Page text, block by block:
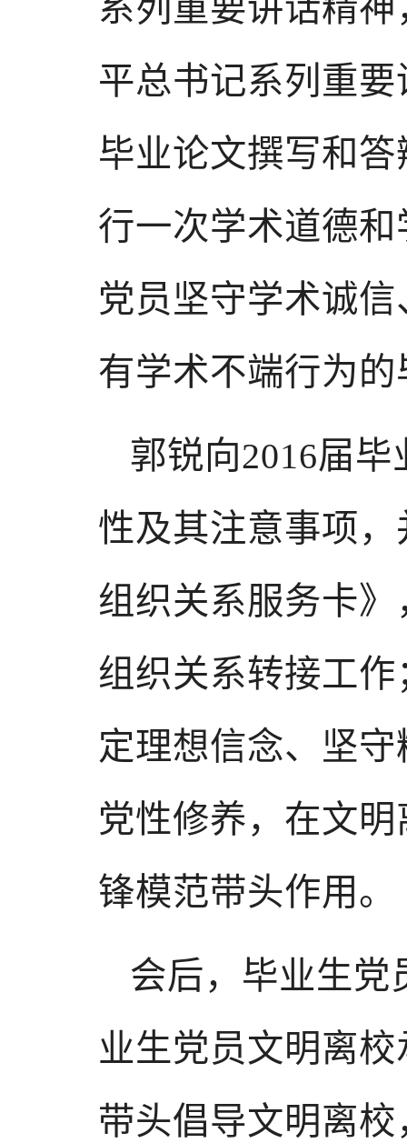
系列重要讲话精
平总书记系列重
毕业论文撰写和
行一次学术道德
党员坚守学术诚
有学术不端行为
郭锐向2016届
性及其注意事项
组织关系服务卡
组织关系转接工
定理想信念、坚
党性修养，在文
锋模范带头作用。
会后，毕业生党
业生党员文明离
带头倡导文明离